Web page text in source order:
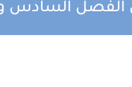
الفصل السادس